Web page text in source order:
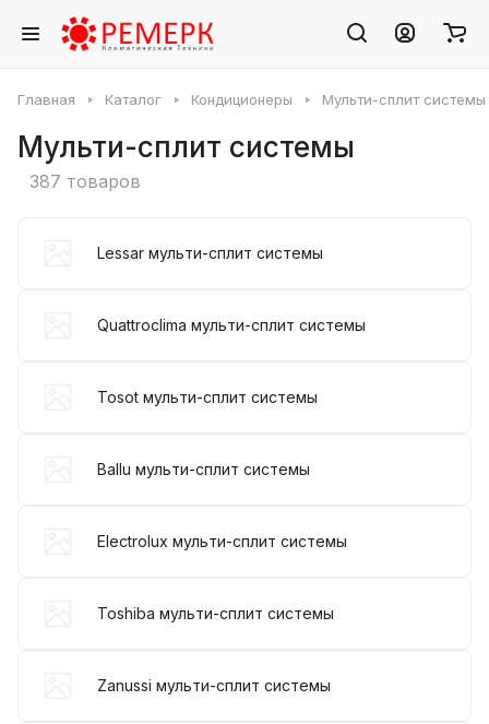
Главная Каталог Кондиционеры Мульти-сплит системы
Мульти-сплит системы
387 товаров
Lessar мульти-сплит системы
Quattroclima мульти-сплит системы
Tosot мульти-сплит системы
Ballu мульти-сплит системы
Electrolux мульти-сплит системы
Toshiba мульти-сплит системы
Zanussi мульти-сплит системы